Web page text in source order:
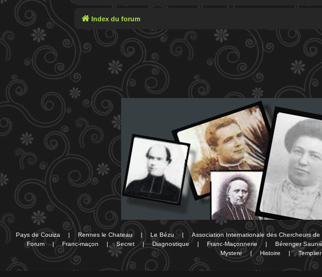
Index du forum
Pays de Couiza | Rennes le Chateau | Le Bézu | Association Internationale des Chercheurs de
Forum
| Franc-maçon | Secret | Diagnostique | Franc-Maçonnerie | Bérenger
Mystere
| Histoire | Templier